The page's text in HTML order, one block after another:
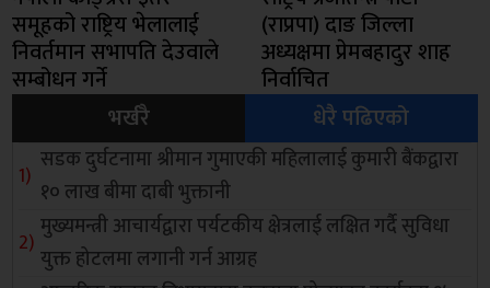
समूहको राष्ट्रिय भेलालाई
निवर्तमान सभापति देउवाले
सम्बोधन गर्ने
(राप्रपा) दाङ जिल्ला
अध्यक्षमा प्रेमबहादुर शाह
निर्वाचित
भर्खरै
धेरै पढिएको
सडक दुर्घटनामा श्रीमान गुमाएकी महिलालाई कुमारी बैंकद्वारा
१० लाख बीमा दाबी भुक्तानी
मुख्यमन्त्री आचार्यद्वारा पर्यटकीय क्षेत्रलाई लक्षित गर्दै सुविधा
युक्त होटलमा लगानी गर्न आग्रह